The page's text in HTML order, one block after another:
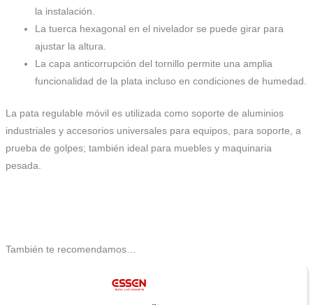
la instalación.
La tuerca hexagonal en el nivelador se puede girar para
ajustar la altura.
La capa anticorrupción del tornillo permite una amplia
funcionalidad de la plata incluso en condiciones de humedad.
La pata regulable móvil es utilizada como soporte de aluminios
industriales y accesorios universales para equipos, para soporte, a
prueba de golpes; también ideal para muebles y maquinaria
pesada.
También te recomendamos…